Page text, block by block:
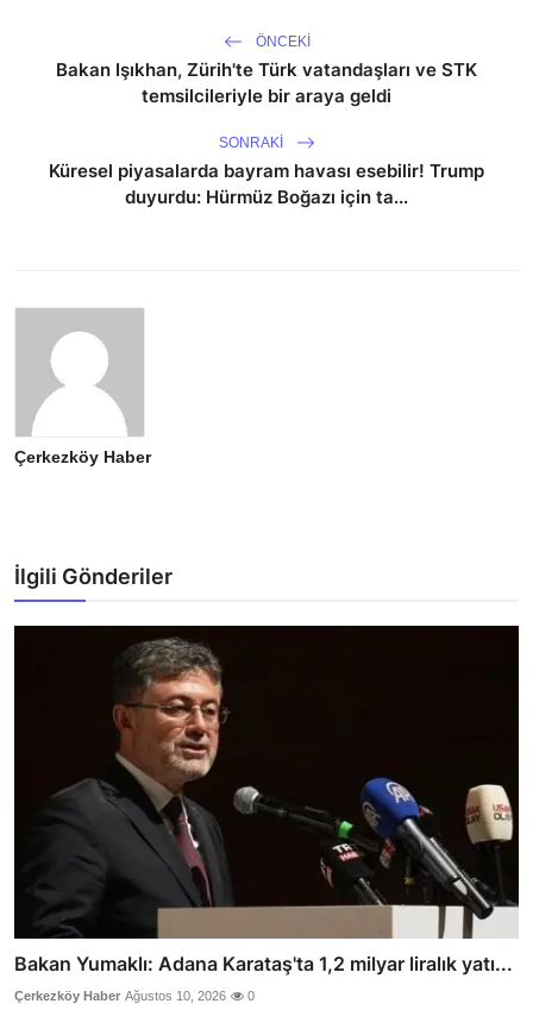
ÖNCEKI
Bakan Işıkhan, Zürih'te Türk vatandaşları ve STK
temsilcileriyle bir araya geldi
SONRAKI
Küresel piyasalarda bayram havası esebilir! Trump
duyurdu: Hürmüz Boğazı için ta...
Çerkezköy Haber
İlgili Gönderiler
Bakan Yumaklı: Adana Karataş'ta 1,2 milyar liralık yatı...
Çerkezköy Haber Ağustos 10, 2026 0